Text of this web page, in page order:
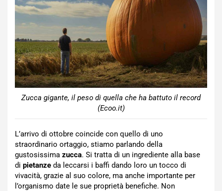
Zucca gigante, il peso di quella che ha battuto il record
(Ecoo.it)
L’arrivo di ottobre coincide con quello di uno
straordinario ortaggio, stiamo parlando della
gustosissima zucca. Si tratta di un ingrediente alla base
di pietanze da leccarsi i baffi dando loro un tocco di
vivacità, grazie al suo colore, ma anche importante per
l’organismo date le sue proprietà benefiche. Non